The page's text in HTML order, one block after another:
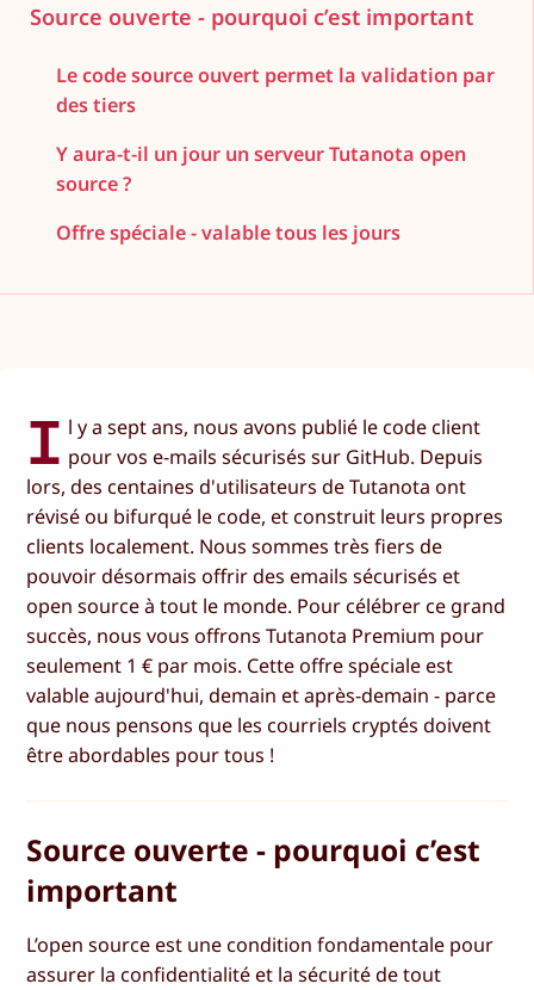
Source ouverte - pourquoi c’est important
Le code source ouvert permet la validation par
des tiers
Y aura-t-il un jour un serveur Tutanota open
source ?
Offre spéciale - valable tous les jours
I l y a sept ans, nous avons publié le code client
pour vos e-mails sécurisés sur GitHub. Depuis
lors, des centaines d'utilisateurs de Tutanota ont
révisé ou bifurqué le code, et construit leurs propres
clients localement. Nous sommes très fiers de
pouvoir désormais offrir des emails sécurisés et
open source à tout le monde. Pour célébrer ce grand
succès, nous vous offrons Tutanota Premium pour
seulement 1 € par mois. Cette offre spéciale est
valable aujourd'hui, demain et après-demain - parce
que nous pensons que les courriels cryptés doivent
être abordables pour tous !
Source ouverte - pourquoi c’est
important
L’open source est une condition fondamentale pour
assurer la confidentialité et la sécurité de tout